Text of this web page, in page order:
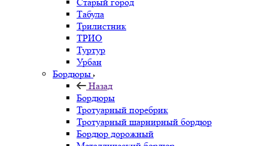
Табула
Трилистник
ТРИО
Туртур
Урбан
Бордюры
Назад
Бордюры
Тротуарный поребрик
Тротуарный шарнирный бордюр
Бордюр дорожный